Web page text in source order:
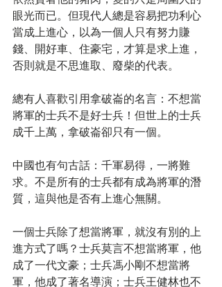
眼光而已。但現代人總是容易把功利心
當成上進心，以為一個人只有努力賺
錢、開好車、住豪宅，才算是求上進，
否則就是不思進取、廢柴的代表。
總有人喜歡引用拿破崙的名言：不想當
將軍的士兵不是好士兵！但世上的士兵
成千上萬，拿破崙卻只有一個。
中國也有句古話：千軍易得，一將難
求。不是所有的士兵都有成為將軍的潛
質，這與他是否有上進心無關。
一個士兵除了想當將軍，就沒有別的上
進方式了嗎？士兵莫言不想當將軍，他
成了一代文豪；士兵馮小剛不想當將
軍，他成了著名導演；士兵王健林也不